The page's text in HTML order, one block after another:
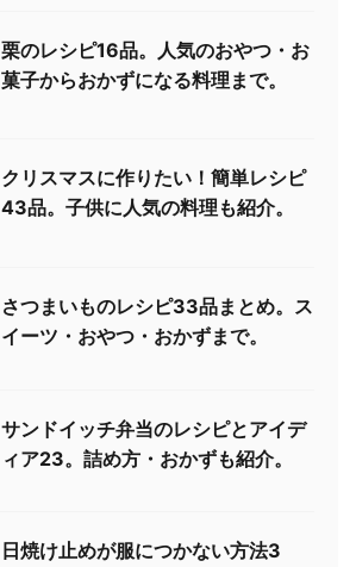
栗のレシピ16品。人気のおやつ・お
菓子からおかずになる料理まで。
クリスマスに作りたい！簡単レシピ
43品。子供に人気の料理も紹介。
さつまいものレシピ33品まとめ。ス
イーツ・おやつ・おかずまで。
サンドイッチ弁当のレシピとアイデ
ィア23。詰め方・おかずも紹介。
日焼け止めが服につかない方法3